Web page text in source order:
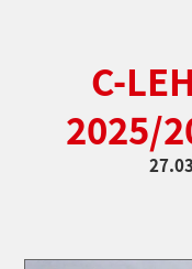
C-
2025/